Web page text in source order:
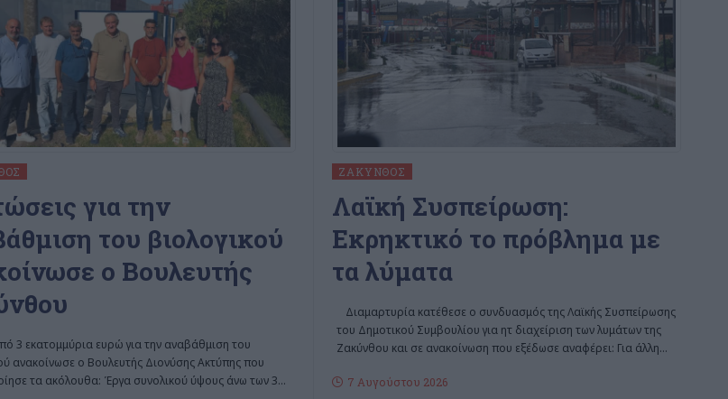
για την
του βιολογικού
ο Βουλευτής
3 εκατομμύρια ευρώ για την αναβάθμιση του
ανακοίνωσε ο Βουλευτής Διονύσης Ακτύπης που
τα ακόλουθα: Έργα συνολικού ύψους άνω των 3…
ΖΆΚΥΝΘΟΣ
Λαϊκή Συσπείρωση:
Εκρηκτικό το πρόβλημα με
τα λύματα
Διαμαρτυρία κατέθεσε ο συνδυασμός της Λαϊκής Συσπείρωσης
του Δημοτικού Συμβουλίου για ητ διαχείριση των λυμάτων της
Ζακύνθου και σε ανακοίνωση που εξέδωσε αναφέρει: Για άλλη…
7 Αυγούστου 2026